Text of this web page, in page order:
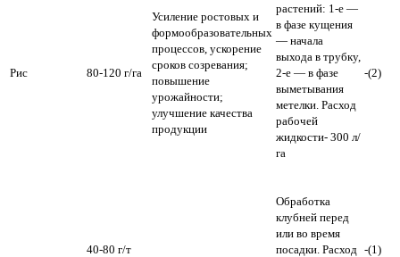
Рис 80-120 г/га
Усиление ростовых и
формообразовательных
процессов, ускорение
сроков созревания;
повышение
урожайности;
улучшение качества
продукции
растений: 1-е —
в фазе кущения
— начала
выхода в трубку,
2-е — в фазе
выметывания
метелки. Расход
рабочей
жидкости- 300 л/
га
-(2)
40-80 г/т
Обработка
клубней перед
или во время
посадки. Расход -(1)